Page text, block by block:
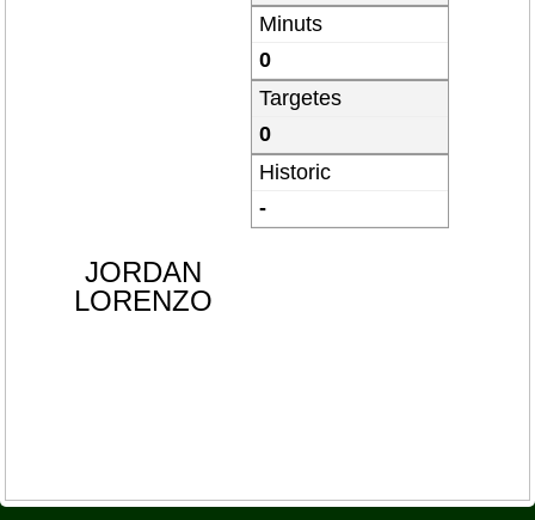
Minuts
0
Targetes
0
Historic
-
JORDAN
LORENZO